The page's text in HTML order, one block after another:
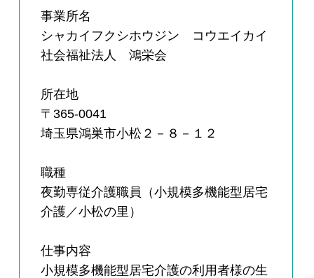
事業所名
シャカイフクシホウジン コウエイカイ
社会福祉法人 鴻栄会
所在地
〒365-0041
埼玉県鴻巣市小松２－８－１２
職種
夜勤専従介護職員（小規模多機能型居宅
介護／小松の里）
仕事内容
小規模多機能型居宅介護の利用者様の生